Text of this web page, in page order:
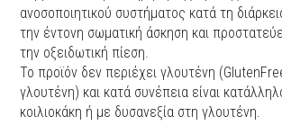
ανοσοποιητικού συστήματος κατά τη
την έντονη σωματική άσκηση και
την οξειδωτική πίεση.
Το προϊόν δεν περιέχει γλουτένη (Gluten
γλουτένη) και κατά συνέπεια είναι
κοιλιοκάκη ή με δυσανεξία στη γλουτένη.